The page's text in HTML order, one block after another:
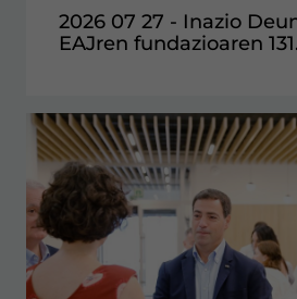
2026 07 27 - Inazio
EAJren fundazioaren